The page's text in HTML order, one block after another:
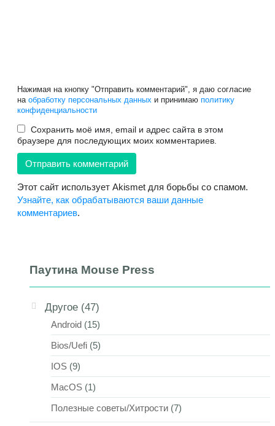
Нажимая на кнопку "Отправить комментарий", я даю согласие
на обработку персональных данных и принимаю политику
конфиденциальности
Сохранить моё имя, email и адрес сайта в этом
браузере для последующих моих комментариев.
Этот сайт использует Akismet для борьбы со спамом.
Узнайте, как обрабатываются ваши данные
комментариев.
Паутина Mouse Press
Другое (47)
Android (15)
Bios/Uefi (5)
IOS (9)
MacOS (1)
Полезные советы/Хитрости (7)